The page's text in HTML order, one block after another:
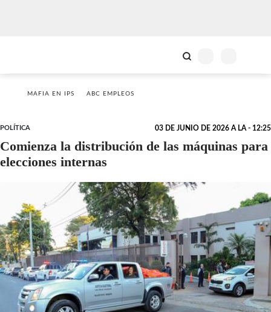
MAFIA EN IPS ABC EMPLEOS
POLÍTICA 03 DE JUNIO DE 2026 A LA - 12:25
Comienza la distribución de las máquinas para
elecciones internas